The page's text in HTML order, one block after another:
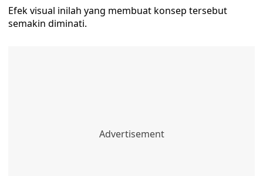
Efek visual inilah yang membuat konsep tersebut
semakin diminati.